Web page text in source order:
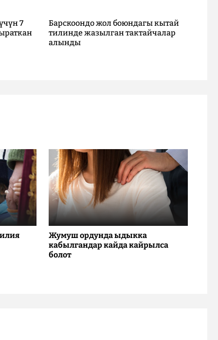
7
Барскоондо жол боюндагы кытай
тилинде жазылган тактайчалар
алынды
Жумуш ордунда ыдыкка
кабылгандар кайда кайрылса
болот